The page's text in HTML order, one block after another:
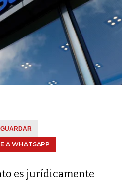
GUARDAR
A WHATSAPP
es jurídicamente